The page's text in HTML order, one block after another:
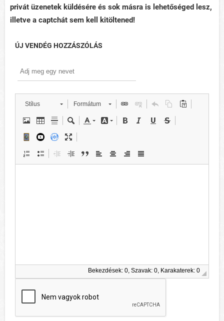
privát üzenetek küldésére és sok másra is lehetőséged lesz,
illetve a captchát sem kell kitöltened!
ÚJ VENDÉG HOZZÁSZÓLÁS
Stílus Formátum
Bekezdések: 0, Szavak: 0, Karakaterek: 0